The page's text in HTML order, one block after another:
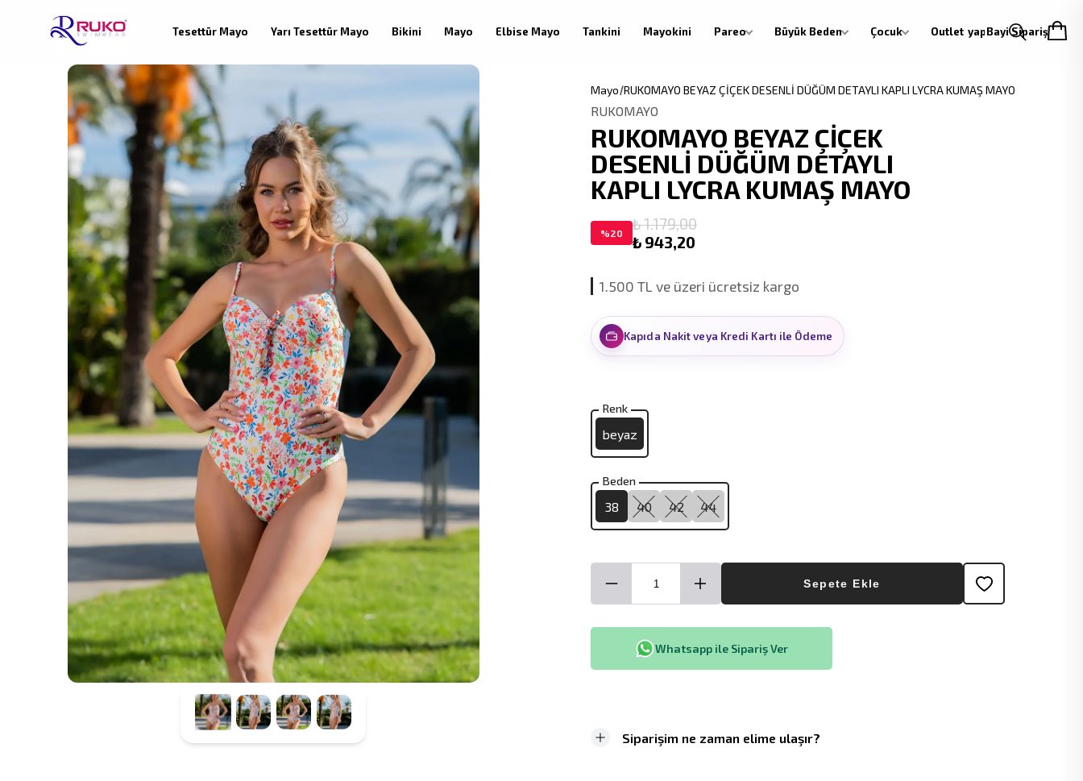
Tesettür Mayo Yarı Tesettür Mayo Bikini Mayo Elbise Mayo Tankini Mayokini Pareo Büyük Beden Çocuk Outlet Bayi Siparişi
Giriş yap
Mayo RUKOMAYO BEYAZ ÇİÇEK DESENLİ DÜĞÜM DETAYLI KAPLI LYCRA KUMAŞ MAYO
RUKOMAYO
RUKOMAYO BEYAZ ÇİÇEK
DESENLİ DÜĞÜM DETAYLI
KAPLI LYCRA KUMAŞ MAYO
%20
₺ 1.179,00
₺ 943,20
1.500 TL ve üzeri ücretsiz kargo
Kapıda Nakit veya Kredi Kartı ile Ödeme
Renk
beyaz
Beden
38 40 42 44
Sepete Ekle
Whatsapp ile Sipariş Ver
Siparişim ne zaman elime ulaşır?